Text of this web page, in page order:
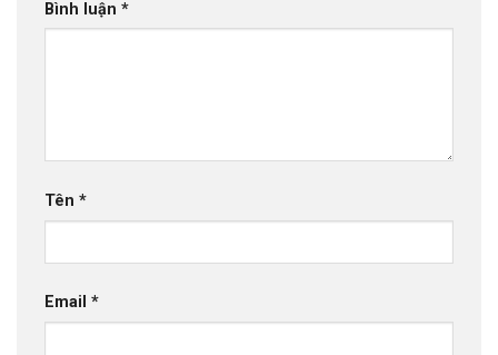
Bình luận *
Tên *
Email *